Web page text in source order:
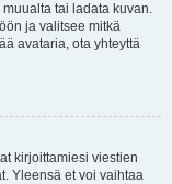
tai ladata kuvan.
ja valitsee mitkä
avataria, ota yhteyttä
kirjoittamiesi viestien
Yleensä et voi vaihtaa